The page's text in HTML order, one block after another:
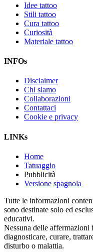
Idee tattoo
Stili tattoo
Cura tattoo
Curiosità
Materiale tattoo
INFOs
Disclaimer
Chi siamo
Collaborazioni
Contattaci
Cookie e privacy
LINKs
Home
Tatuaggio
Pubblicità
Versione spagnola
Tutte le informazioni
sono destinate solo ed
educativi.
Nessuna delle affermazioni
diagnosticare, curare,
disturbo o malattia.